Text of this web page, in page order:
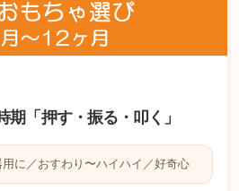
期「押す・振る・叩く」
に／おすわり〜ハイハイ／好奇心